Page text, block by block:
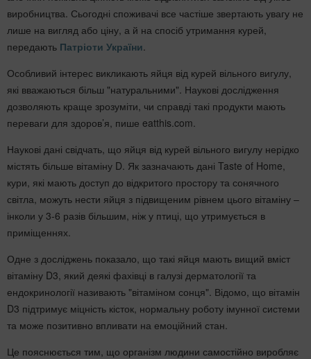
виробництва. Сьогодні споживачі все частіше звертають увагу не
лише на вигляд або ціну, а й на спосіб утримання курей,
передають Патріоти України
Особливий інтерес викликають яйця від курей вільного вигулу,
які вважаються більш "натуральними". Наукові дослідження
дозволяють краще зрозуміти, чи справді такі продукти мають
переваги для здоров’я, пише eatthis.com.
Наукові дані свідчать, що яйця від курей вільного вигулу нерідко
містять більше вітаміну D. Як зазначають дані Taste of Home,
кури, які мають доступ до відкритого простору та сонячного
світла, можуть нести яйця з підвищеним рівнем цього вітаміну –
інколи у 3-6 разів більшим, ніж у птиці, що утримується в
приміщеннях.
Одне з досліджень показало, що такі яйця мають вищий вміст
вітаміну D3, який деякі фахівці в галузі дерматології та
ендокринології називають "вітаміном сонця". Відомо, що вітамін
D3 підтримує міцність кісток, нормальну роботу імунної системи
та може позитивно впливати на емоційний стан.
Це пояснюється тим, що організм людини самостійно виробляє